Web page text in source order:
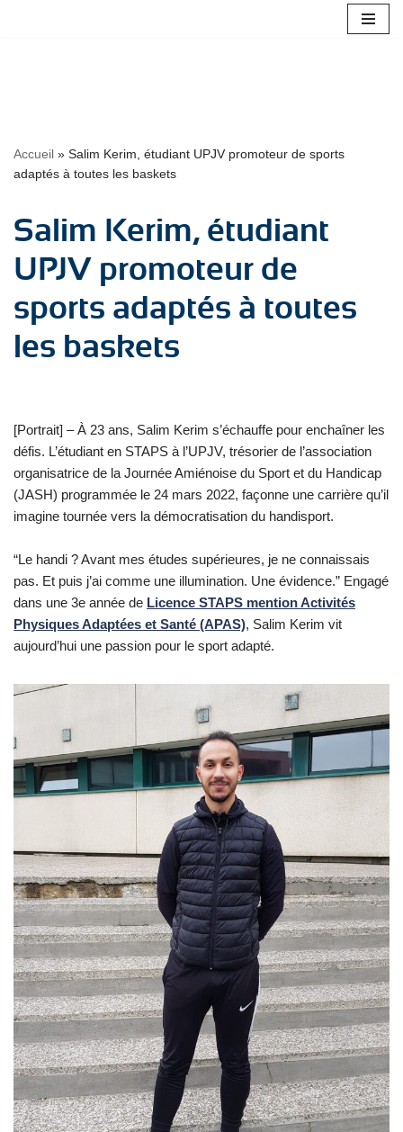
Accueil » Salim Kerim, étudiant UPJV promoteur de sports
adaptés à toutes les baskets
Salim Kerim, étudiant
UPJV promoteur de
sports adaptés à toutes
les baskets
[Portrait] – À 23 ans, Salim Kerim s’échauffe pour enchaîner les
défis. L’étudiant en STAPS à l’UPJV, trésorier de l’association
organisatrice de la Journée Amiénoise du Sport et du Handicap
(JASH) programmée le 24 mars 2022, façonne une carrière qu’il
imagine tournée vers la démocratisation du handisport.
“Le handi ? Avant mes études supérieures, je ne connaissais
pas. Et puis j’ai comme une illumination. Une évidence.” Engagé
dans une 3e année de Licence STAPS mention Activités
Physiques Adaptées et Santé (APAS), Salim Kerim vit
aujourd’hui une passion pour le sport adapté.